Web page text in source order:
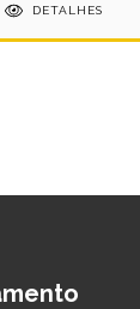
DETALHES